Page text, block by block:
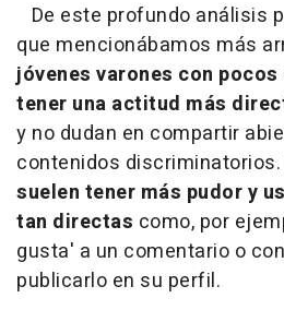
De este profundo análisis
que mencionábamos más
jóvenes varones con
tener una actitud más
y no dudan en compartir
contenidos discriminatorios.
suelen tener más pudor y
tan directas como, por
gusta' a un comentario o
publicarlo en su perfil.